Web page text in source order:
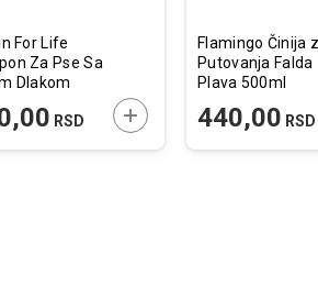
For Life
Za Pse Sa
Dlakom
RSD DODAJTE U KORPU
Flamingo Činija
Putovanja Falda
Plava 500ml
440,00 RSD